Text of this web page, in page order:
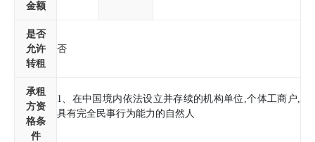
金额
是否
允许
转租
否
承租
方资
格条
件
1、在中国境内依法设立并存续的机构单位,个体工商户,